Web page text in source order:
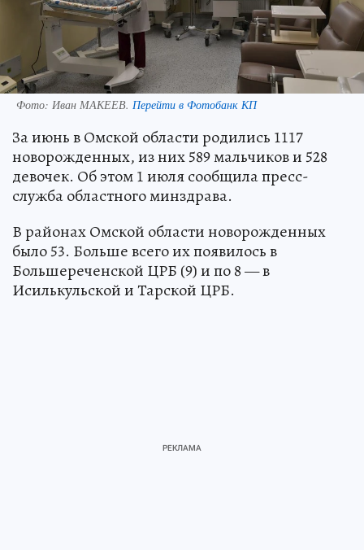
Фото: Иван МАКЕЕВ. Перейти в Фотобанк КП
За июнь в Омской области родились 1117
новорожденных, из них 589 мальчиков и 528
девочек. Об этом 1 июля сообщила пресс-
служба областного минздрава.
В районах Омской области новорожденных
было 53. Больше всего их появилось в
Большереченской ЦРБ (9) и по 8 — в
Исилькульской и Тарской ЦРБ.